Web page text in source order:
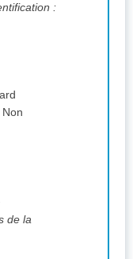
:
Non
de la